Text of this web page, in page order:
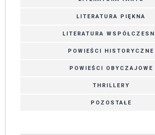
LITERATURA PIĘKNA
LITERATURA
POWIEŚCI HISTORYCZNE
POWIEŚCI OBYCZAJOWE
THRILLERY
POZOSTAŁE